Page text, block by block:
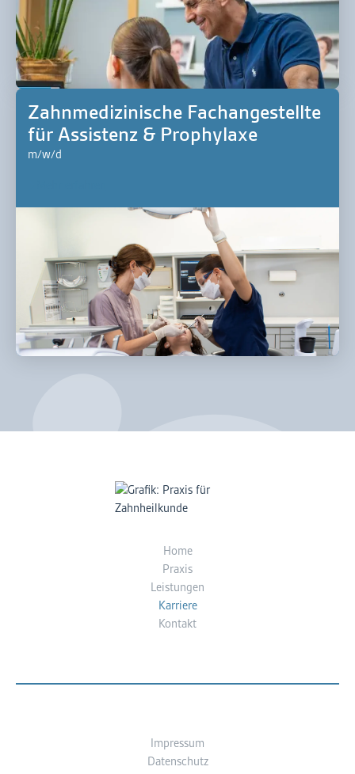
Zahnmedizinische Fachangestellte
für Assistenz & Prophylaxe
m/w/d
Home
Praxis
Leistungen
Karriere
Kontakt
Impressum
Datenschutz